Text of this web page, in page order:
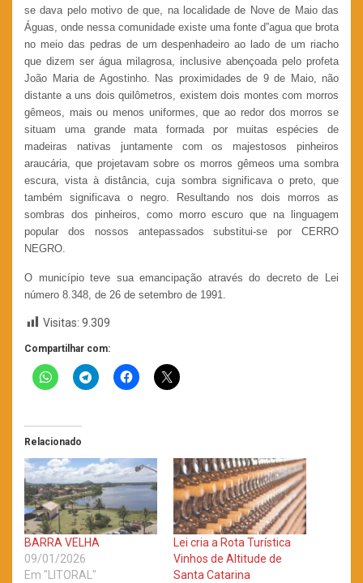
se dava pelo motivo de que, na localidade de Nove de Maio das
Águas, onde nessa comunidade existe uma fonte d”agua que brota
no meio das pedras de um despenhadeiro ao lado de um riacho
que dizem ser água milagrosa, inclusive abençoada pelo profeta
João Maria de Agostinho. Nas proximidades de 9 de Maio, não
distante a uns dois quilômetros, existem dois montes com morros
gêmeos, mais ou menos uniformes, que ao redor dos morros se
situam uma grande mata formada por muitas espécies de
madeiras nativas juntamente com os majestosos pinheiros
araucária, que projetavam sobre os morros gêmeos uma sombra
escura, vista à distância, cuja sombra significava o preto, que
também significava o negro. Resultando nos dois morros as
sombras dos pinheiros, como morro escuro que na linguagem
popular dos nossos antepassados substitui-se por CERRO
NEGRO.
O município teve sua emancipação através do decreto de Lei
número 8.348, de 26 de setembro de 1991.
Visitas: 9.309
Compartilhar com:
Relacionado
BARRA VELHA
09/01/2026
Em "LITORAL"
Lei cria a Rota Turística
Vinhos de Altitude de
Santa Catarina